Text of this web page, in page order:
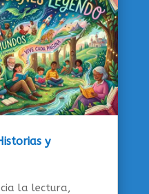
y
la lectura,